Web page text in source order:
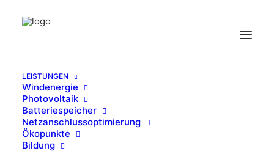
LEISTUNGEN
Windenergie
Photovoltaik
Batteriespeicher
Netzanschlussoptimierung
Ökopunkte
Bildung
Home Windenergie